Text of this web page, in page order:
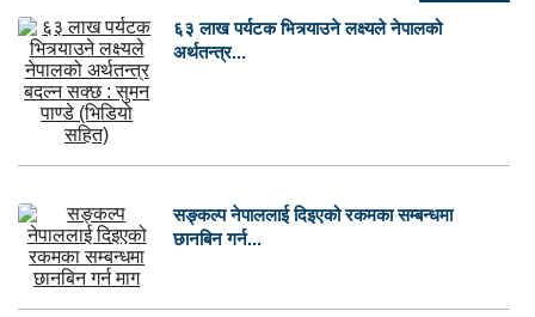
६३ लाख पर्यटक भित्र्याउने लक्ष्यले नेपालको
अर्थतन्त्र...
सङ्कल्प नेपाललाई दिइएको रकमका सम्बन्धमा
छानबिन गर्न...